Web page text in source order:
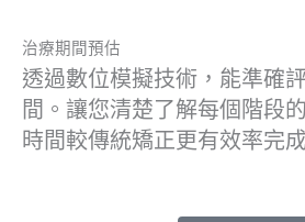
治療期間預估
透過數位模擬技術，能準確
間。讓您清楚了解每個階段
時間較傳統矯正更有效率完